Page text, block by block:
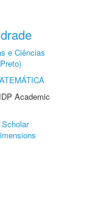
e Ciências
Academic